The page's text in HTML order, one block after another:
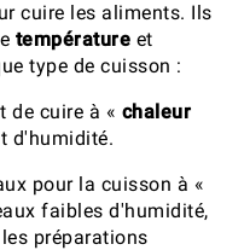
cuire les aliments. Ils
température et
type de cuisson :
de cuire à « chaleur
d'humidité.
pour la cuisson à «
faibles d'humidité,
préparations